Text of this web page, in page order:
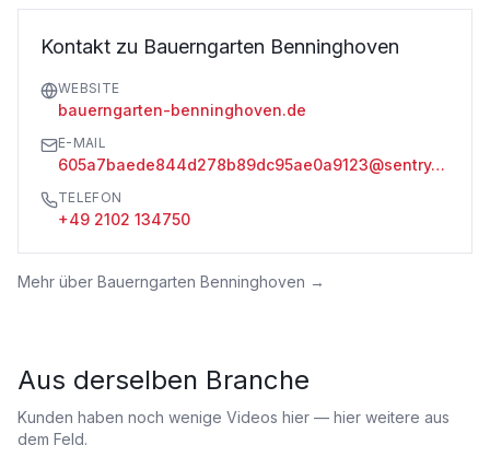
Kontakt zu Bauerngarten Benninghoven
WEBSITE
bauerngarten-benninghoven.de
E-MAIL
605a7baede844d278b89dc95ae0a9123@sentry-next.wixpress.com
TELEFON
+49 2102 134750
Mehr über Bauerngarten Benninghoven →
Aus derselben Branche
Kunden haben noch wenige Videos hier — hier weitere aus
dem Feld.